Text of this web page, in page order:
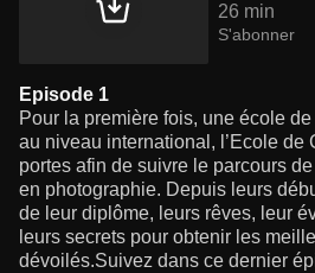
26 min
S'abonner
Episode 1
Pour la première fois, une école
au niveau international, l’Ecole de
portes afin de suivre le parcours
en photographie. Depuis leurs
de leur diplôme, leurs rêves, leur
leurs secrets pour obtenir les
dévoilés.Suivez dans ce dernier